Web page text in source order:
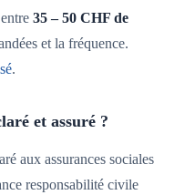
35 – 50 CHF de
et la fréquence.
.
et assuré ?
aux assurances sociales
responsabilité civile